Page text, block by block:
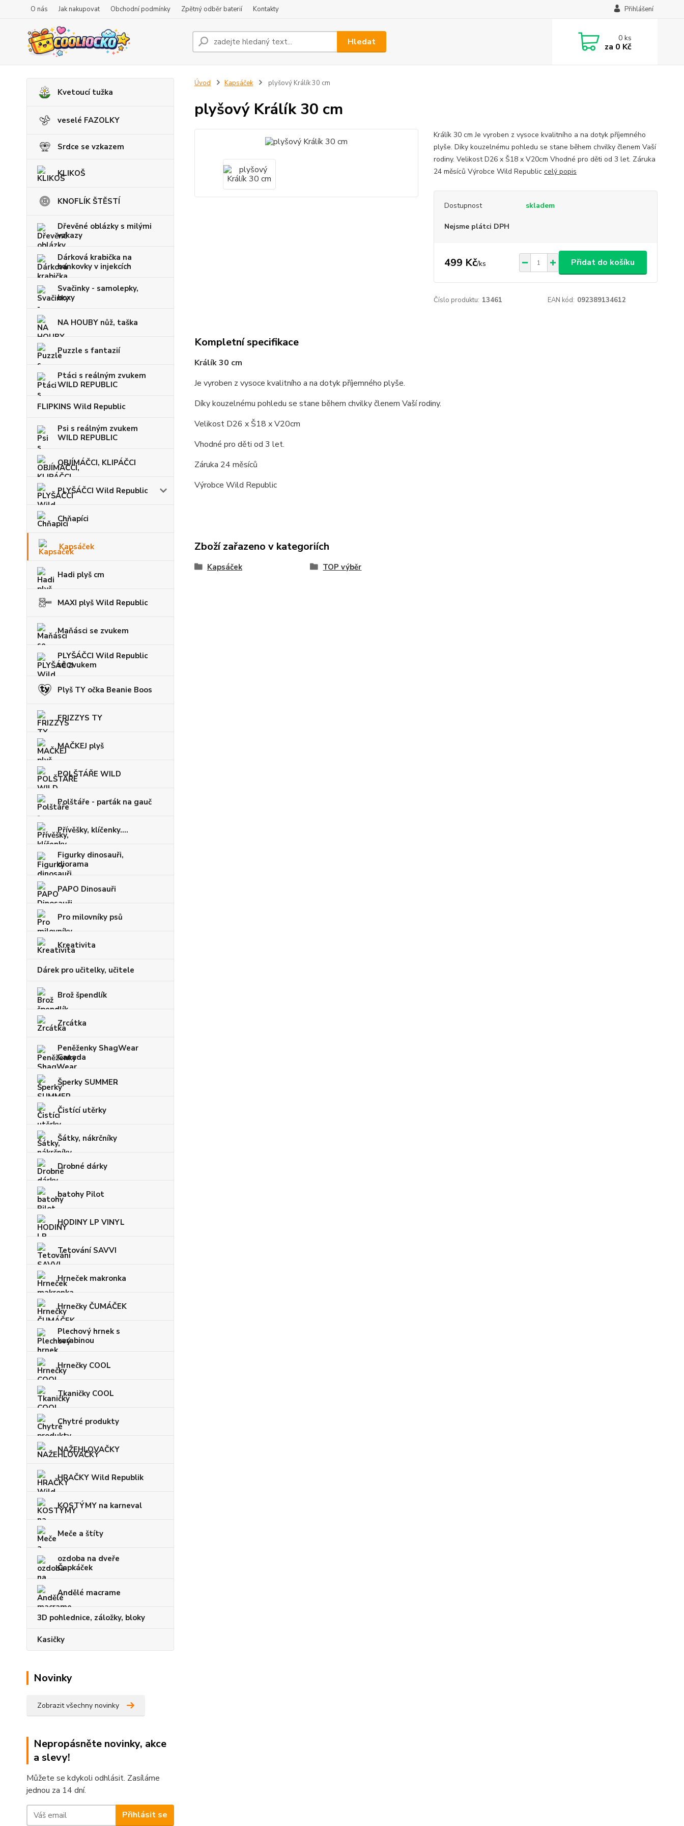
O nás Jak nakupovat Obchodní podmínky Zpětný odběr baterií Kontakty Přihlášení
Hledat 0ks
za 0 Kč
Kvetoucí tužka
veselé FAZOLKY
Srdce se vzkazem
KLIKOŠ
KNOFLÍK ŠTĚSTÍ
Dřevěné oblázky s milými
vzkazy
Dárková krabička na
bankovky v injekcích
Svačinky - samolepky,
boxy
NA HOUBY nůž, taška
Puzzle s fantazií
Ptáci s reálným zvukem
WILD REPUBLIC
FLIPKINS Wild Republic
Psi s reálným zvukem
WILD REPUBLIC
OBJÍMÁČCI, KLIPÁČCI
PLYŠÁČCI Wild Republic
Chňapíci
Kapsáček
Hadi plyš cm
MAXI plyš Wild Republic
Maňásci se zvukem
PLYŠÁČCI Wild Republic
se zvukem
Plyš TY očka Beanie Boos
FRIZZYS TY
MAČKEJ plyš
POLŠTÁŘE WILD
Polštáře - parťák na gauč
Přívěšky, klíčenky....
Figurky dinosauři,
diorama
PAPO Dinosauři
Pro milovníky psů
Kreativita
Dárek pro učitelky, učitele
Brož špendlík
Zrcátka
Peněženky ShagWear
Canada
Šperky SUMMER
Čistící utěrky
Šátky, nákrčníky
Drobné dárky
batohy Pilot
HODINY LP VINYL
Tetování SAVVI
Hrneček makronka
Hrnečky ČUMÁČEK
Plechový hrnek s
karabinou
Hrnečky COOL
Tkaničky COOL
Chytré produkty
NAŽEHLOVAČKY
HRAČKY Wild Republik
KOSTÝMY na karneval
Meče a štíty
ozdoba na dveře
Čapkáček
Andělé macrame
3D pohlednice, záložky, bloky
Kasičky
Novinky
Zobrazit všechny novinky
Nepropásněte novinky, akce
a slevy!
Můžete se kdykoli odhlásit. Zasíláme
jednou za 14 dní.
Přihlásit se
Úvod Kapsáček plyšový Králík 30 cm
plyšový Králík 30 cm
Králík 30 cm Je vyroben z vysoce kvalitního a na dotyk příjemného
plyše. Díky kouzelnému pohledu se stane během chvilky členem Vaší
rodiny. Velikost D26 x Š18 x V20cm Vhodné pro děti od 3 let. Záruka
24 měsíců Výrobce Wild Republic celý popis
Dostupnost skladem
Nejsme plátci DPH
499 Kč/ks Přidat do košíku
Číslo produktu: 13461 EAN kód: 092389134612
Kompletní specifikace
Králík 30 cm
Je vyroben z vysoce kvalitního a na dotyk příjemného plyše.
Díky kouzelnému pohledu se stane během chvilky členem Vaší rodiny.
Velikost D26 x Š18 x V20cm
Vhodné pro děti od 3 let.
Záruka 24 měsíců
Výrobce Wild Republic
Zboží zařazeno v kategoriích
Kapsáček TOP výběr